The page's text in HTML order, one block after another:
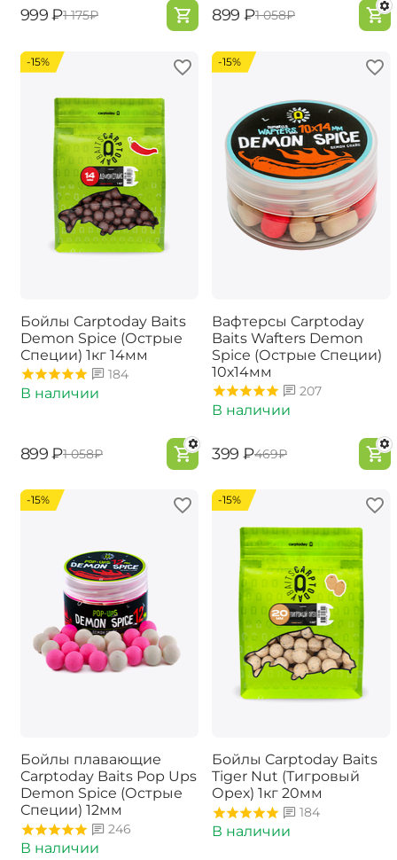
‍999‍ ₽‍1 175‍₽ ‍899‍ ₽‍1 058‍₽
-15%
Бойлы Carptoday Baits
Demon Spice (Острые
Специи) 1кг 14мм
184
В наличии
‍899‍ ₽‍1 058‍₽
-15%
Вафтерсы Carptoday
Baits Wafters Demon
Spice (Острые Специи)
10х14мм
207
В наличии
‍399‍ ₽‍469‍₽
-15%
Бойлы плавающие
Carptoday Baits Pop Ups
Demon Spice (Острые
Специи) 12мм
246
В наличии
-15%
Бойлы Carptoday Baits
Tiger Nut (Тигровый
Орех) 1кг 20мм
184
В наличии